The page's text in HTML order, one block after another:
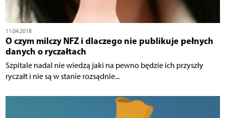
11.04.2018
O czym milczy NFZ i dlaczego nie publikuje pełnych
danych o ryczałtach
Szpitale nadal nie wiedzą jaki na pewno będzie ich przyszły
ryczałt i nie są w stanie rozsądnie...